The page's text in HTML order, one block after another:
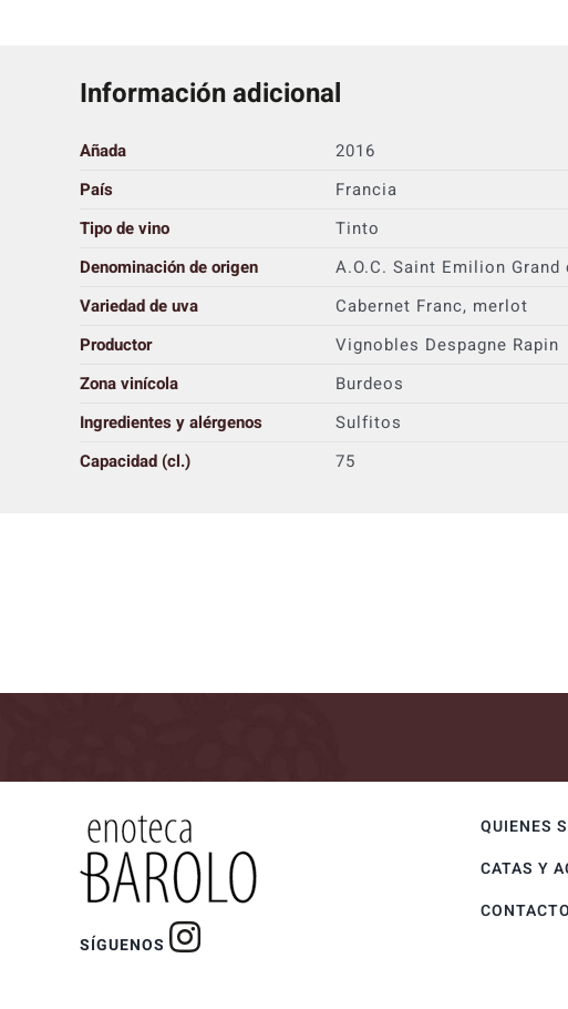
Información adicional
Añada
2016
País
Francia
Tipo de vino
Tinto
Denominación de origen
A.O.C. Saint Emilion Grand
Variedad de uva
Cabernet Franc, merlot
Productor
Vignobles Despagne Rapin
Zona vinícola
Burdeos
Ingredientes y alérgenos
Sulfitos
Capacidad (cl.)
75
SÍGUENOS
QUIENES
CATAS Y
CONTACTO